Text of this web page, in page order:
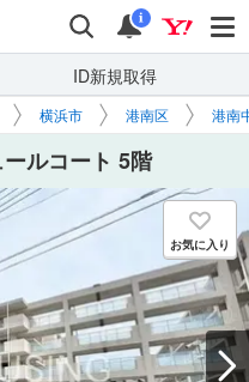
検索 通知
i
ID新規取得
横浜市 港南区 港南
ルコート 5階
お気に入り